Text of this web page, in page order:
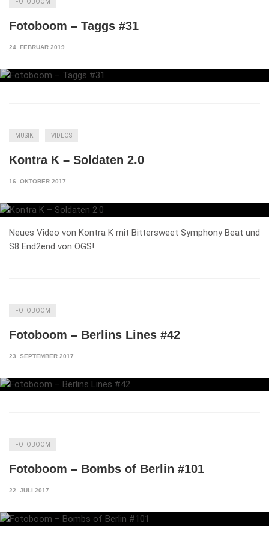
FOTOBOOM
Fotoboom – Taggs #31
24. FEBRUAR 2019
MUSIK VIDEOS
Kontra K – Soldaten 2.0
16. OKTOBER 2017
Neues Video von Kontra K mit Bittersweet Symphony Beat und
S8 End2end von OGS!
FOTOBOOM
Fotoboom – Berlins Lines #42
23. SEPTEMBER 2017
FOTOBOOM
Fotoboom – Bombs of Berlin #101
22. JULI 2017